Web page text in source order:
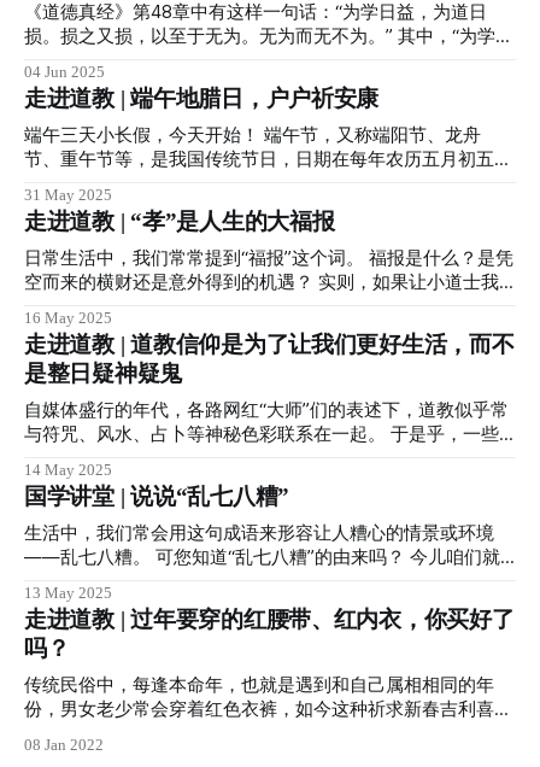
烟，铭记恩情存如血。 没有任何帮助是理所当然，生活的低
谷
拔宅飞升成仙，世人尊奉他为“许仙”。 据传，有趣的是他有一
个仆人叫许大，当日外出买米没有在家里，在听闻许祖飞升后
慌忙赶回，结果许祖他们已升到半空。许大哀泣希望一起同
去，许祖便告诉他机缘还没有到。惹得百姓们都笑许大说，连
家里的鸡犬都比他福气大。 许祖拔宅飞升后，成为道教四大
天师之一，在很多道教庙观中都有供奉。 许祖所创的道教净
明派，在我
教名义组织农民起义者；有以道教名义骗人敛财者；更有以借
鱼龙混杂及现状，著名道士寇谦之率先打出清整、改革道教的
旗帜。 他在太武帝的大力支持下，采取了一系列革新和改
造。这些改革主要有以下几个方面： 一、整顿健全道教组
织，取消“祭酒”父业子承的世袭制，也就是说取消教内干部内
部接班，实行能者上、平者让、庸者退； 二、规范并充实教
《道德真经》第48章中有这样一句话：“为学日益，为道日
损。损之又损，以至于无为。无为而无不为。” 其中，“为学日
路径的深刻对比。虽然只有八个字，但内涵极为丰富，体现了
道教文化中关于认知方式、修行态度和人生智慧的核心理念。
“为学日益”，即追求学问的人，每天都在积累新知识，知识越
来越丰富。 这是指世俗的学习过程，强调的是外在知识的积
容，与时俱进，才能进步。 “为道日损”，即修道的人，每天都
在减少自己的欲望、执着和人为造作。 这代表了一种内在减
法的修行方式。不是向外去追，而是向内去舍；不是增加知
识，而是去除杂念、放下执著，回归本真。 “为学”就像往一个
清理这个箱子，每天都拿掉一些不必要的东西，直到只剩最本
质的东西。
04 Jun 2025
走进道教 | 端午地腊日，户户祈安康
端午三天小长假，今天开始！ 端午节，又称端阳节、龙舟
节、重午节等，是我国传统节日，日期在每年农历五月初五，
节日。 道教信仰中，端午节同样重要，为三元五腊中的地腊
日。 什么是三元五腊呢？ 所谓三元，据道经《赤松子章历卷
二》记载：三元日，正月十五日上元；七月十五日中元；十月
十五日下元。 细心的小伙伴们一定发现，三元日分别对应的
仙三官大帝的生日。 其中，正月十五上元日为上元一品天官
赐福紫微大帝圣诞，天官赐福，发展为如今元宵节的众多喜庆
习俗。 七月十五日为中元二品地官赦罪清虚大帝圣诞，民间
又称中元节、七月半等，也因地官所管辖为地府，这一天便以
考校鬼众、地官赦罪为主，民间也于此时普遍进行祭祀祖先的
活动，是中国民间最大的“鬼节”。 十月十五日为下元三品解厄
水官洞阴大帝解厄之辰，在这一天，信众多祈求水官排忧解
难，本庙借水官大帝恩德，还将此日作为礼谢太岁星君之“谢
太岁”日。 而所谓五腊日，在《赤松子章历卷二》
31 May 2025
走进道教 | “孝”是人生的大福报
日常生活中，我们常常提到“福报”这个词。 福报是什么？是凭
空而来的横财还是意外得到的机遇？ 实则，如果让小道士我
乐、家庭和睦和心性清静。 道教信仰倡导“道法自然、天人合
一、积善之家必有余庆”等等，尤其重视“孝道”与“德行”，孝为
百善之首，是体道修德的根本之一。 所以说，“孝是人生的大
福报”。 “孝”是道教最根本的德行之一 《太上感应篇》中写
道：“忠孝为诸善之本，违之者天地不容。” 即忠于国家、孝顺
父母，是所有善行中最基础的美德；违背这些原则的人，连天
地都不会容忍。 在道教修行体系中，一个人若不能孝顺父
母，即使诵经千卷、拜忏万遍，也难以真正得道。 因为“道”不
在远方，就在日常生活中。“修身齐家治国平天下”，“不修人
道，何谈仙道”，先要齐家，才能谈修行。 所以，
16 May 2025
走进道教 | 道教信仰是为了让我们更好生活，而不
是整日疑神疑鬼
自媒体盛行的年代，各路网红“大师”们的表述下，道教似乎常
与符咒、风水、占卜等神秘色彩联系在一起。 于是乎，一些
不去修身养性，反而天天担心所谓各种禁忌，生怕一不留神就
触了霉头。这种对道教信仰的误解，不仅扭曲了道教的本质，
也让原本可以带来平静与智慧的信仰，变成了焦虑和恐惧的源
头。 其实，真正的道教信仰，并不是让人整天疑神疑鬼，而
然”，强调的是顺应天时、调和阴阳、清静无为。它不鼓励人
们去干预自然规律，而是倡导一种内省、自律、与万物和谐共
处的生活方式。 正如《道德真经》所言：“人法地，地法天，
天法道，道法自然。”这便是道教信仰最核心的智慧——顺其
自然，不强求，不执着，从而获得心灵的安宁 信仰道教，不
仅仅是烧香礼神、来庙中寻求清静，而应是从中学会如何看待
人生、
14 May 2025
国学讲堂 | 说说“乱七八糟”
生活中，我们常会用这句成语来形容让人糟心的情景或环境
——乱七八糟。 可您知道“乱七八糟”的由来吗？ 今儿咱们就
乱事件，分别对应“乱七”与“八糟”，生动概括了当时社会秩序
的极度混乱。 “乱七”指西汉时期“七国之乱”。 汉景帝时，以吴
王刘濞为首的七个诸侯国联合叛乱，反对中央削藩政策。 此
后虽被将军周亚夫平定，但期间诸侯割据引发大量混战，成为
“乱七”的史实来源，象征权力分散引发的系统性混乱。 “八糟”
则是指西晋时期“八王之乱”。 西晋惠帝至怀帝时期，司马氏八
位宗室王为争夺中央政权血腥内斗，持续近二十年。 直接导
13 May 2025
走进道教 | 过年要穿的红腰带、红内衣，你买好了
吗？
传统民俗中，每逢本命年，也就是遇到和自己属相相同的年
份，男女老少常会穿着红色衣裤，如今这种祈求新春吉利喜庆
都会采购的物品。 图|某宝上随便搜搜便有很多 为什么新春佳
08 Jan 2022